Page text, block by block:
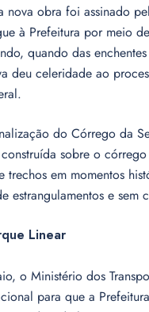
obra foi assinado
à Prefeitura por meio
quando das
deu celeridade ao
do Córrego da
sobre o
em momentos
estrangulamentos e
Linear
o Ministério dos
para que a